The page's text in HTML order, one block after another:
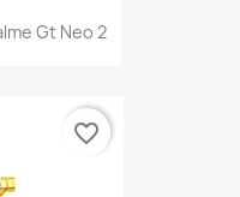
Gt Neo 2
favorite_border